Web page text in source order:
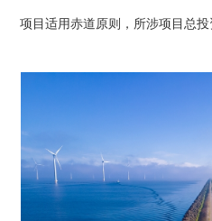
项目适用赤道原则，所涉项目总投